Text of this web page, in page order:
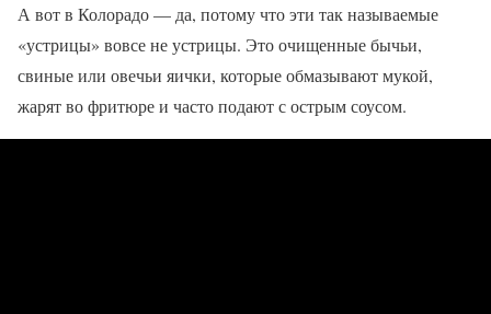
А вот в Колорадо — да, потому что эти так называемые
«устрицы» вовсе не устрицы. Это очищенные бычьи,
свиные или овечьи яички, которые обмазывают мукой,
жарят во фритюре и часто подают с острым соусом.